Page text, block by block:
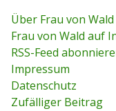
c
h
f
o
r
:
Über Frau von Wald
Frau von Wald auf
RSS-Feed
Impressum
Datenschutz
Zufälliger Beitrag